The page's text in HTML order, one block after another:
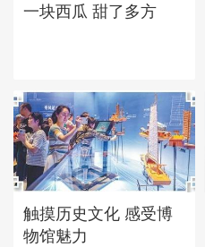
一块西瓜 甜了多方
触摸历史文化 感受博
物馆魅力